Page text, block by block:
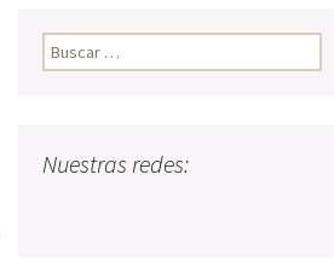
Buscar:
Nuestras redes: